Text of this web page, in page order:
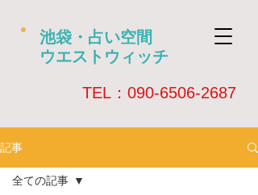
池袋・占い空間
ウエストウィッチ
​TEL：090-6506-2687
記事
全ての記事